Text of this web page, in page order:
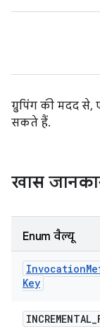
ग्रुपिंग की मदद
सकते हैं.
खास
Enum वैल्यू
Invocation
Key
INCREMENTAL_